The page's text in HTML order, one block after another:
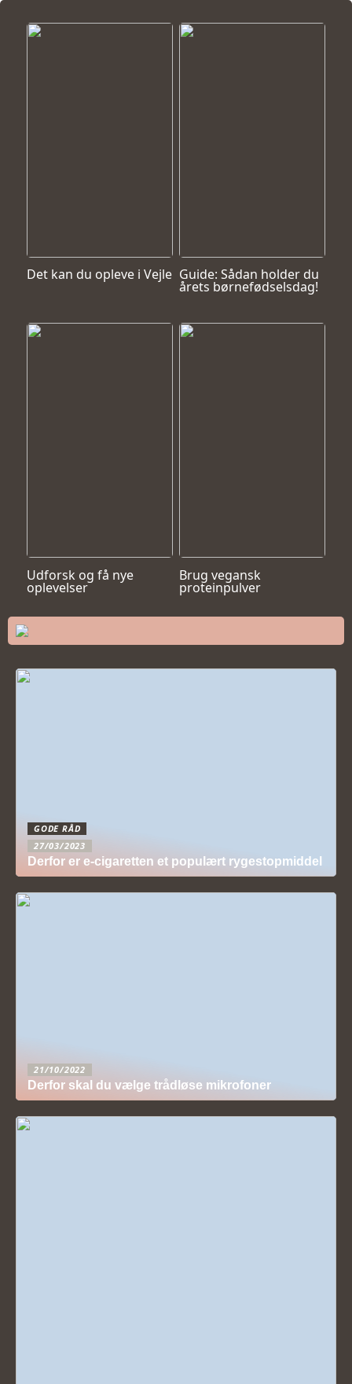
Det kan du opleve i Vejle Guide: Sådan holder du
årets børnefødselsdag!
Udforsk og få nye
oplevelser
Brug vegansk
proteinpulver
GODE RÅD
27/03/2023
Derfor er e-cigaretten et populært rygestopmiddel
21/10/2022
Derfor skal du vælge trådløse mikrofoner